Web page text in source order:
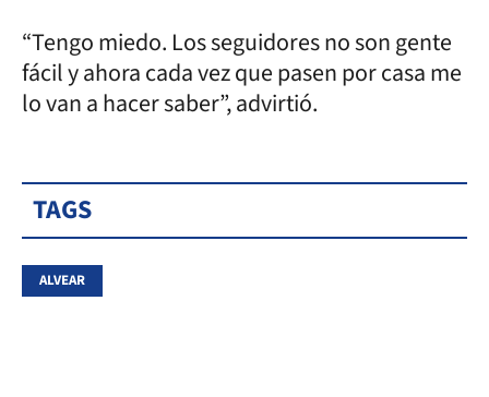
“Tengo miedo. Los seguidores no son gente
fácil y ahora cada vez que pasen por casa me
lo van a hacer saber”, advirtió.
TAGS
ALVEAR